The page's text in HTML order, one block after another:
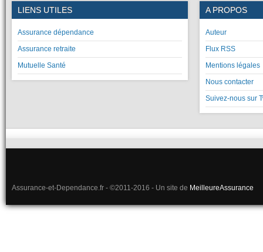
LIENS UTILES
Assurance dépendance
Assurance retraite
Mutuelle Santé
A PROPOS
Auteur
Flux RSS
Mentions légales
Nous contacter
Suivez-nous sur
Assurance-et-Dependance.fr - ©2011-2016 - Un site de MeilleureAssurance